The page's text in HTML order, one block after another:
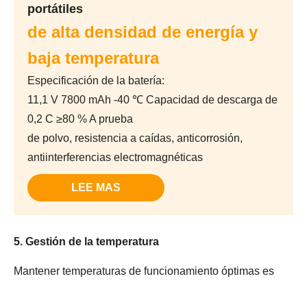
portátiles
de alta densidad de energía y
baja temperatura
Especificación de la batería:
11,1 V 7800 mAh -40 ℃ Capacidad de descarga de
0,2 C ≥80 % A prueba
de polvo, resistencia a caídas, anticorrosión,
antiinterferencias electromagnéticas
LEE MAS
5. Gestión de la temperatura
Mantener temperaturas de funcionamiento óptimas es